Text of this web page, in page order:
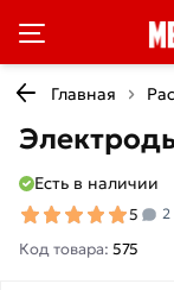
Главная
Есть в наличии
5 2
Код товара: 575